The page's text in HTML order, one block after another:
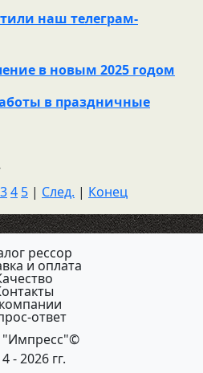
наш телеграм-
в новым 2025 годом
в праздничные
34 5 | След. | Конец
рессор
и оплата
ответ
- 2026 гг.